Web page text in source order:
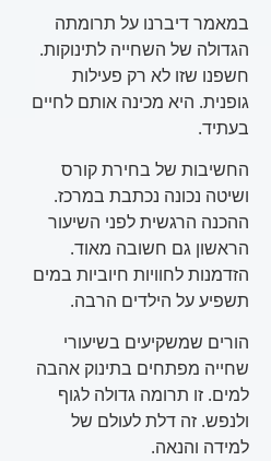
במאמר דיברנו על תרומתה
הגדולה של השחייה לתינוקות.
חשפנו שזו לא רק פעילות
גופנית. היא מכינה אותם לחיים
בעתיד.
החשיבות של בחירת קורס
ושיטה נכונה נכתבת במרכז.
ההכנה הרגשית לפני השיעור
הראשון גם חשובה מאוד.
הזדמנות לחוויות חיוביות במים
תשפיע על הילדים הרבה.
הורים שמשקיעים בשיעורי
שחייה מפתחים בתינוק אהבה
למים. זו תרומה גדולה לגוף
ולנפש. זה דלת לעולם של
למידה והנאה.